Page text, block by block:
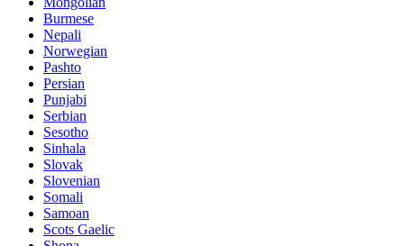
Burmese
Nepali
Norwegian
Pashto
Persian
Punjabi
Serbian
Sesotho
Sinhala
Slovak
Slovenian
Somali
Samoan
Scots Gaelic